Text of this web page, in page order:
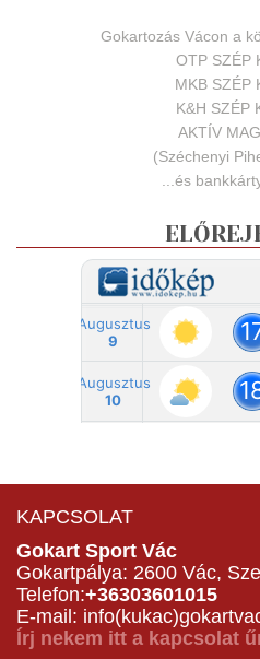
Gokartozás Vácon a
OTP SZÉP
MKB SZÉP
K&H SZÉP
AKTÍV
(Széchenyi
...és
KAPCSOLAT
Gokart Sport Vác
Gokartpálya: 2600 Vác,
Telefon:+36303601015
E-mail:
Írj nekem itt a kapcsolat